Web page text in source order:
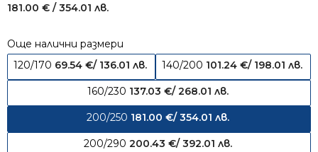
181.00 € / 354.01 лв.
Още налични размери
120/170 69.54 €/ 136.01 лв. 140/200 101.24 €/ 198.01 лв.
160/230 137.03 €/ 268.01 лв.
200/250 181.00 €/ 354.01 лв.
200/290 200.43 €/ 392.01 лв.